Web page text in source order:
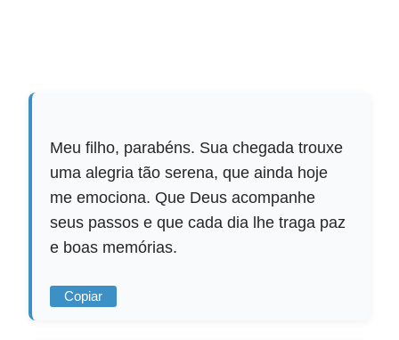
Meu filho, parabéns. Sua chegada trouxe
uma alegria tão serena, que ainda hoje
me emociona. Que Deus acompanhe
seus passos e que cada dia lhe traga paz
e boas memórias.
Copiar